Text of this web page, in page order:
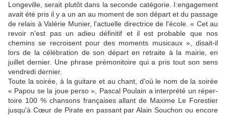
Longeville, serait plutôt dans la seconde catégorie. I:engagement
avait été pris il y a un an au mo­ment de son départ et du pas­sage
de relais à Valérie Munier, l'actuelle directrice de l'école. « Cet au
revoir n'est pas un adieu définitif et il est probable que nos
chemins se recroisent pour des moments musicaux », disait-il
lors de la célébration de son départ en retraite à la mai­rie, en
juillet dernier. Une phrase prémonitoire qui a pris tout son sens
vendredi dernier.
Toute la soirée, à la guitare et au chant, d'où le nom de la soirée
« Papou se la joue perso », Pascal Poulain a interprété un réper­
toire 100 % chansons françaises allant de Maxime Le Forestier
jusqu'à Cœur de Pirate en pas­sant par Alain Souchon ou en­core